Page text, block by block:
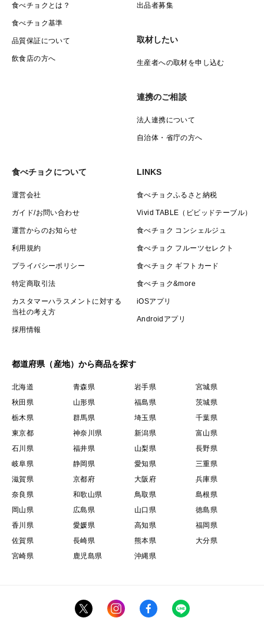
食べチョクとは？
食べチョク基準
品質保証について
飲食店の方へ
出品者募集
取材したい
生産者への取材を申し込む
連携のご相談
法人連携について
自治体・省庁の方へ
食べチョクについて
運営会社
ガイド/お問い合わせ
運営からのお知らせ
利用規約
プライバシーポリシー
特定商取引法
カスタマーハラスメントに対する
当社の考え方
採用情報
LINKS
食べチョクふるさと納税
Vivid TABLE（ビビッドテーブル）
食べチョク コンシェルジュ
食べチョク フルーツセレクト
食べチョク ギフトカード
食べチョク&more
iOSアプリ
Androidアプリ
都道府県（産地）から商品を探す
北海道 青森県 岩手県
宮城県
秋田県
山形県 福島県
茨城県
栃木県
群馬県 埼玉県
千葉県
東京都
神奈川県 新潟県
富山県
石川県
福井県 山梨県
長野県
岐阜県
静岡県 愛知県
三重県
滋賀県
京都府 大阪府
兵庫県
奈良県
和歌山県 鳥取県
島根県
岡山県
広島県 山口県
徳島県
香川県
愛媛県 高知県
福岡県
佐賀県
長崎県 熊本県
大分県
宮崎県
鹿児島県 沖縄県